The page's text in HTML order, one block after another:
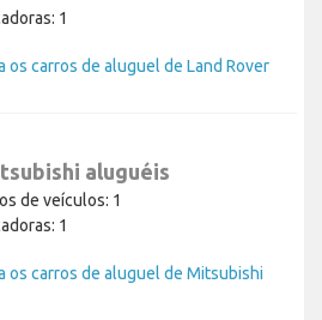
1
os carros de aluguel de Land Rover
aluguéis
de veículos: 1
1
os carros de aluguel de Mitsubishi